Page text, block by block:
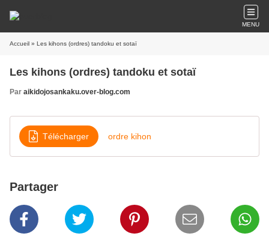
MENU
Accueil » Les kihons (ordres) tandoku et sotaï
Les kihons (ordres) tandoku et sotaï
Par aikidojosankaku.over-blog.com
Télécharger ordre kihon
Partager